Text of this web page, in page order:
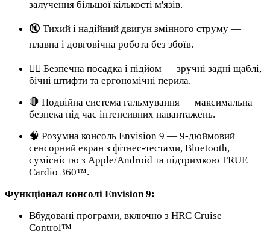
залучення більшої кількості м'язів.
🔇 Тихий і надійний двигун змінного струму —
плавна і довговічна робота без збоїв.
🧍‍♂️ Безпечна посадка і підйом — зручні задні щаблі,
бічні штифти та ергономічні перила.
🛑 Подвійна система гальмування — максимальна
безпека під час інтенсивних навантажень.
🧠 Розумна консоль Envision 9 — 9-дюймовий
сенсорний екран з фітнес-тестами, Bluetooth,
сумісністю з Apple/Android та підтримкою TRUE
Cardio 360™.
Функціонал консолі Envision 9:
Вбудовані програми, включно з HRC Cruise
Control™